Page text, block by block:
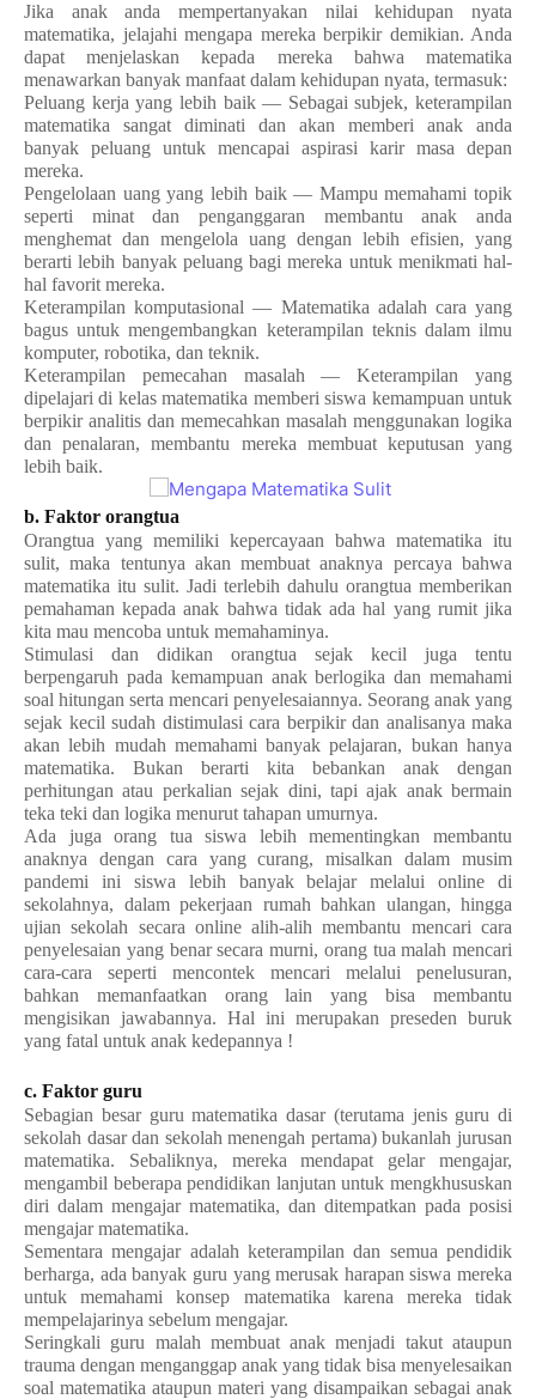
Jika anak anda mempertanyakan nilai kehidupan nyata
matematika, jelajahi mengapa mereka berpikir demikian. Anda
dapat menjelaskan kepada mereka bahwa matematika
menawarkan banyak manfaat dalam kehidupan nyata, termasuk:
Peluang kerja yang lebih baik — Sebagai subjek, keterampilan
matematika sangat diminati dan akan memberi anak anda
banyak peluang untuk mencapai aspirasi karir masa depan
mereka.
Pengelolaan uang yang lebih baik — Mampu memahami topik
seperti minat dan penganggaran membantu anak anda
menghemat dan mengelola uang dengan lebih efisien, yang
berarti lebih banyak peluang bagi mereka untuk menikmati hal-
hal favorit mereka.
Keterampilan komputasional — Matematika adalah cara yang
bagus untuk mengembangkan keterampilan teknis dalam ilmu
komputer, robotika, dan teknik.
Keterampilan pemecahan masalah — Keterampilan yang
dipelajari di kelas matematika memberi siswa kemampuan untuk
berpikir analitis dan memecahkan masalah menggunakan logika
dan penalaran, membantu mereka membuat keputusan yang
lebih baik.
b. Faktor orangtua
Orangtua yang memiliki kepercayaan bahwa matematika itu
sulit, maka tentunya akan membuat anaknya percaya bahwa
matematika itu sulit. Jadi terlebih dahulu orangtua memberikan
pemahaman kepada anak bahwa tidak ada hal yang rumit jika
kita mau mencoba untuk memahaminya.
Stimulasi dan didikan orangtua sejak kecil juga tentu
berpengaruh pada kemampuan anak berlogika dan memahami
soal hitungan serta mencari penyelesaiannya. Seorang anak yang
sejak kecil sudah distimulasi cara berpikir dan analisanya maka
akan lebih mudah memahami banyak pelajaran, bukan hanya
matematika. Bukan berarti kita bebankan anak dengan
perhitungan atau perkalian sejak dini, tapi ajak anak bermain
teka teki dan logika menurut tahapan umurnya.
Ada juga orang tua siswa lebih mementingkan membantu
anaknya dengan cara yang curang, misalkan dalam musim
pandemi ini siswa lebih banyak belajar melalui online di
sekolahnya, dalam pekerjaan rumah bahkan ulangan, hingga
ujian sekolah secara online alih-alih membantu mencari cara
penyelesaian yang benar secara murni, orang tua malah mencari
cara-cara seperti mencontek mencari melalui penelusuran,
bahkan memanfaatkan orang lain yang bisa membantu
mengisikan jawabannya. Hal ini merupakan preseden buruk
yang fatal untuk anak kedepannya !
c. Faktor guru
Sebagian besar guru matematika dasar (terutama jenis guru di
sekolah dasar dan sekolah menengah pertama) bukanlah jurusan
matematika. Sebaliknya, mereka mendapat gelar mengajar,
mengambil beberapa pendidikan lanjutan untuk mengkhususkan
diri dalam mengajar matematika, dan ditempatkan pada posisi
mengajar matematika.
Sementara mengajar adalah keterampilan dan semua pendidik
berharga, ada banyak guru yang merusak harapan siswa mereka
untuk memahami konsep matematika karena mereka tidak
mempelajarinya sebelum mengajar.
Seringkali guru malah membuat anak menjadi takut ataupun
trauma dengan menganggap anak yang tidak bisa menyelesaikan
soal matematika ataupun materi yang disampaikan sebagai anak